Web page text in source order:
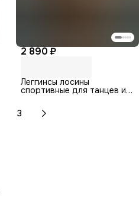
2 890 ₽
Леггинсы лосины
спортивные для танцев и
3